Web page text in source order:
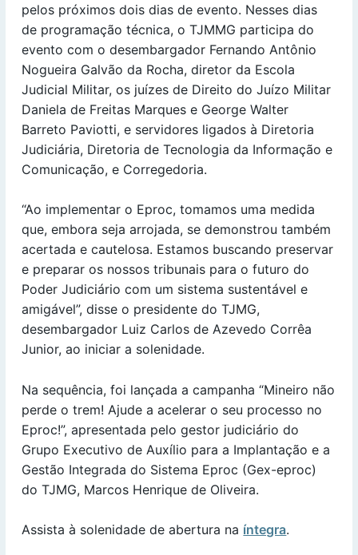
pelos próximos dois dias de evento. Nesses dias
de programação técnica, o TJMMG participa do
evento com o desembargador Fernando Antônio
Nogueira Galvão da Rocha, diretor da Escola
Judicial Militar, os juízes de Direito do Juízo Militar
Daniela de Freitas Marques e George Walter
Barreto Paviotti, e servidores ligados à Diretoria
Judiciária, Diretoria de Tecnologia da Informação e
Comunicação, e Corregedoria.
“Ao implementar o Eproc, tomamos uma medida
que, embora seja arrojada, se demonstrou também
acertada e cautelosa. Estamos buscando preservar
e preparar os nossos tribunais para o futuro do
Poder Judiciário com um sistema sustentável e
amigável”, disse o presidente do TJMG,
desembargador Luiz Carlos de Azevedo Corrêa
Junior, ao iniciar a solenidade.
Na sequência, foi lançada a campanha “Mineiro não
perde o trem! Ajude a acelerar o seu processo no
Eproc!”, apresentada pelo gestor judiciário do
Grupo Executivo de Auxílio para a Implantação e a
Gestão Integrada do Sistema Eproc (Gex-eproc)
do TJMG, Marcos Henrique de Oliveira.
Assista à solenidade de abertura na íntegra.